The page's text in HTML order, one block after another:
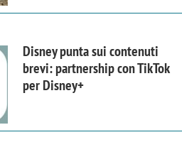
Disney punta sui contenuti
brevi: partnership con TikTok
per Disney+